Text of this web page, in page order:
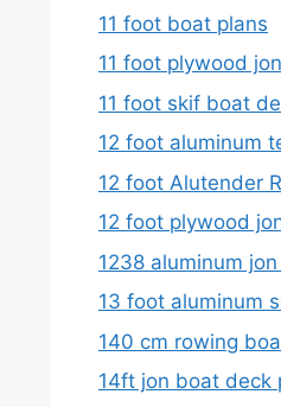
11 foot boat plans
11 foot plywood
11 foot skif boat
12 foot aluminum
12 foot Alutender
12 foot plywood
1238 aluminum
13 foot aluminum
140 cm rowing
14ft jon boat deck